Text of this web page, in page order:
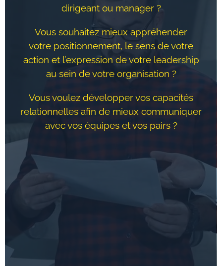
dirigeant ou manager ?
Vous souhaitez mieux appréhender
votre positionnement, le sens de votre
action et l’expression de votre leadership
au sein de votre organisation ?
Vous voulez développer vos capacités
relationnelles afin de mieux communiquer
avec vos équipes et vos pairs ?